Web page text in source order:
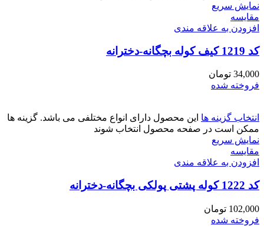
نمایش سریع
مقايسه
افزودن به علاقه مندی
کد 1219 کیف کوله بچگانه-دخترانه
34,000 تومان
فروخته شده
انتخاب گزینه ها این محصول دارای انواع مختلفی می باشد. گزینه ها
ممکن است در صفحه محصول انتخاب شوند
نمایش سریع
مقايسه
افزودن به علاقه مندی
کد 1222 کوله پشتی پولکی بچگانه-دخترانه
102,000 تومان
فروخته شده